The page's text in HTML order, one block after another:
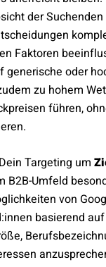
der
Faktoren
generische oder
zu hohem
führen,
Targeting um
B2B-Umfeld
von
basierend